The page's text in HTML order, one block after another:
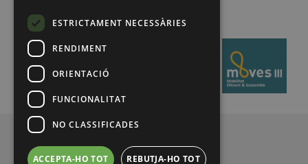
ESTRICTAMENT NECESSÀRIES
RENDIMENT
ORIENTACIÓ
FUNCIONALITAT
NO CLASSIFICADES
ACCEPTA-HO TOT REBUTJA-HO TOT